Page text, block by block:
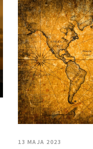
13 MAJA 2023